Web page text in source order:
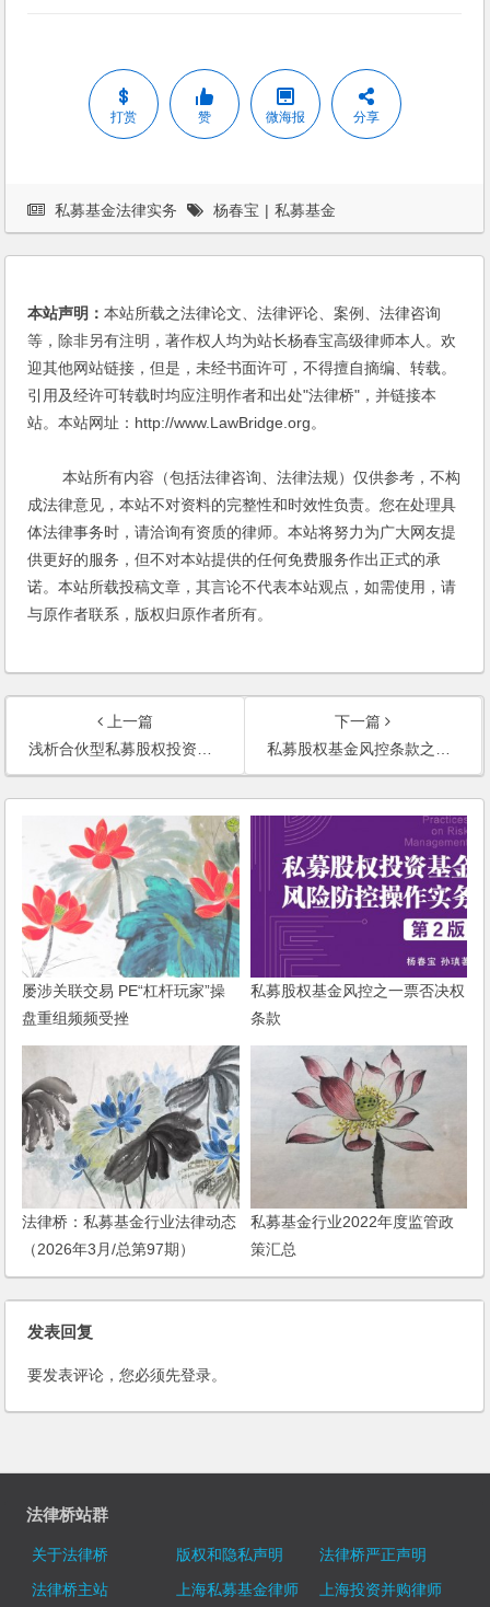
打赏 赞 微海报 分享
私募基金法律实务 杨春宝 | 私募基金
本站声明：本站所载之法律论文、法律评论、案例、法律咨询
等，除非另有注明，著作权人均为站长杨春宝高级律师本人。欢
迎其他网站链接，但是，未经书面许可，不得擅自摘编、转载。
引用及经许可转载时均应注明作者和出处"法律桥"，并链接本
站。本站网址：http://www.LawBridge.org。
本站所有内容（包括法律咨询、法律法规）仅供参考，不构
成法律意见，本站不对资料的完整性和时效性负责。您在处理具
体法律事务时，请洽询有资质的律师。本站将努力为广大网友提
供更好的服务，但不对本站提供的任何免费服务作出正式的承
诺。本站所载投稿文章，其言论不代表本站观点，如需使用，请
与原作者联系，版权归原作者所有。
上一篇
浅析合伙型私募股权投资基金的LP退出之道
下一篇
私募股权基金风控条款之知情权条款
屡涉关联交易 PE“杠杆玩家”操
盘重组频频受挫
私募股权基金风控之一票否决权
条款
法律桥：私募基金行业法律动态
（2026年3月/总第97期）
私募基金行业2022年度监管政
策汇总
发表回复
要发表评论，您必须先登录。
法律桥站群
关于法律桥 版权和隐私声明
法律桥严正声明
法律桥主站
上海私募基金律师
上海投资并购律师